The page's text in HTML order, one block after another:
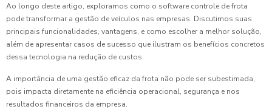
Ao longo deste artigo, exploramos como o software controle de frota
pode transformar a gestão de veículos nas empresas. Discutimos suas
principais funcionalidades, vantagens, e como escolher a melhor solução,
além de apresentar casos de sucesso que ilustram os benefícios concretos
dessa tecnologia na redução de custos.
A importância de uma gestão eficaz da frota não pode ser subestimada,
pois impacta diretamente na eficiência operacional, segurança e nos
resultados financeiros da empresa.